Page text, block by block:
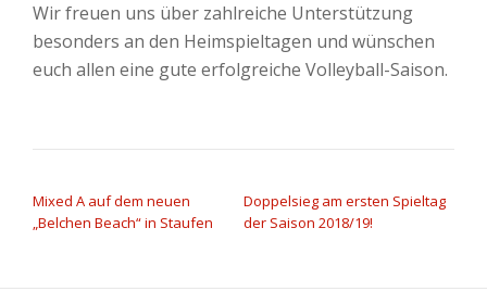
Wir freuen uns über zahlreiche Unterstützung
besonders an den Heimspieltagen und wünschen
euch allen eine gute erfolgreiche Volleyball-Saison.
Mixed A auf dem neuen
„Belchen Beach“ in Staufen
Doppelsieg am ersten Spieltag
der Saison 2018/19!